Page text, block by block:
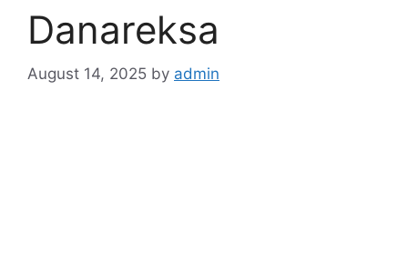
Danareksa
August 14, 2025 by admin